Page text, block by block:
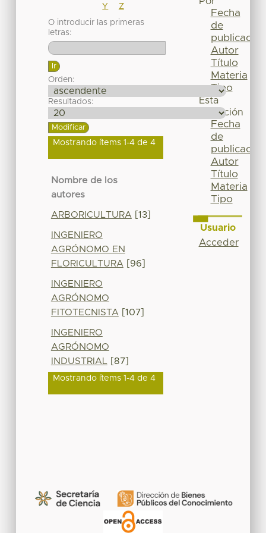
Y
Z
O introducir las primeras
letras:
Orden:
Resultados:
Mostrando ítems 1-4 de 4
Nombre de los
autores
ARBORICULTURA [13]
INGENIERO
AGRÓNOMO EN
FLORICULTURA [96]
INGENIERO
AGRÓNOMO
FITOTECNISTA [107]
INGENIERO
AGRÓNOMO
INDUSTRIAL [87]
Mostrando ítems 1-4 de 4
Fecha
de
publicación
Autor
Título
Materia
Tipo
Esta
colección
Fecha
de
publicación
Autor
Título
Materia
Tipo
Usuario
Acceder